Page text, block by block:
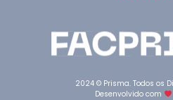
2024 © Prisma. Todos os
Desenvolvido com